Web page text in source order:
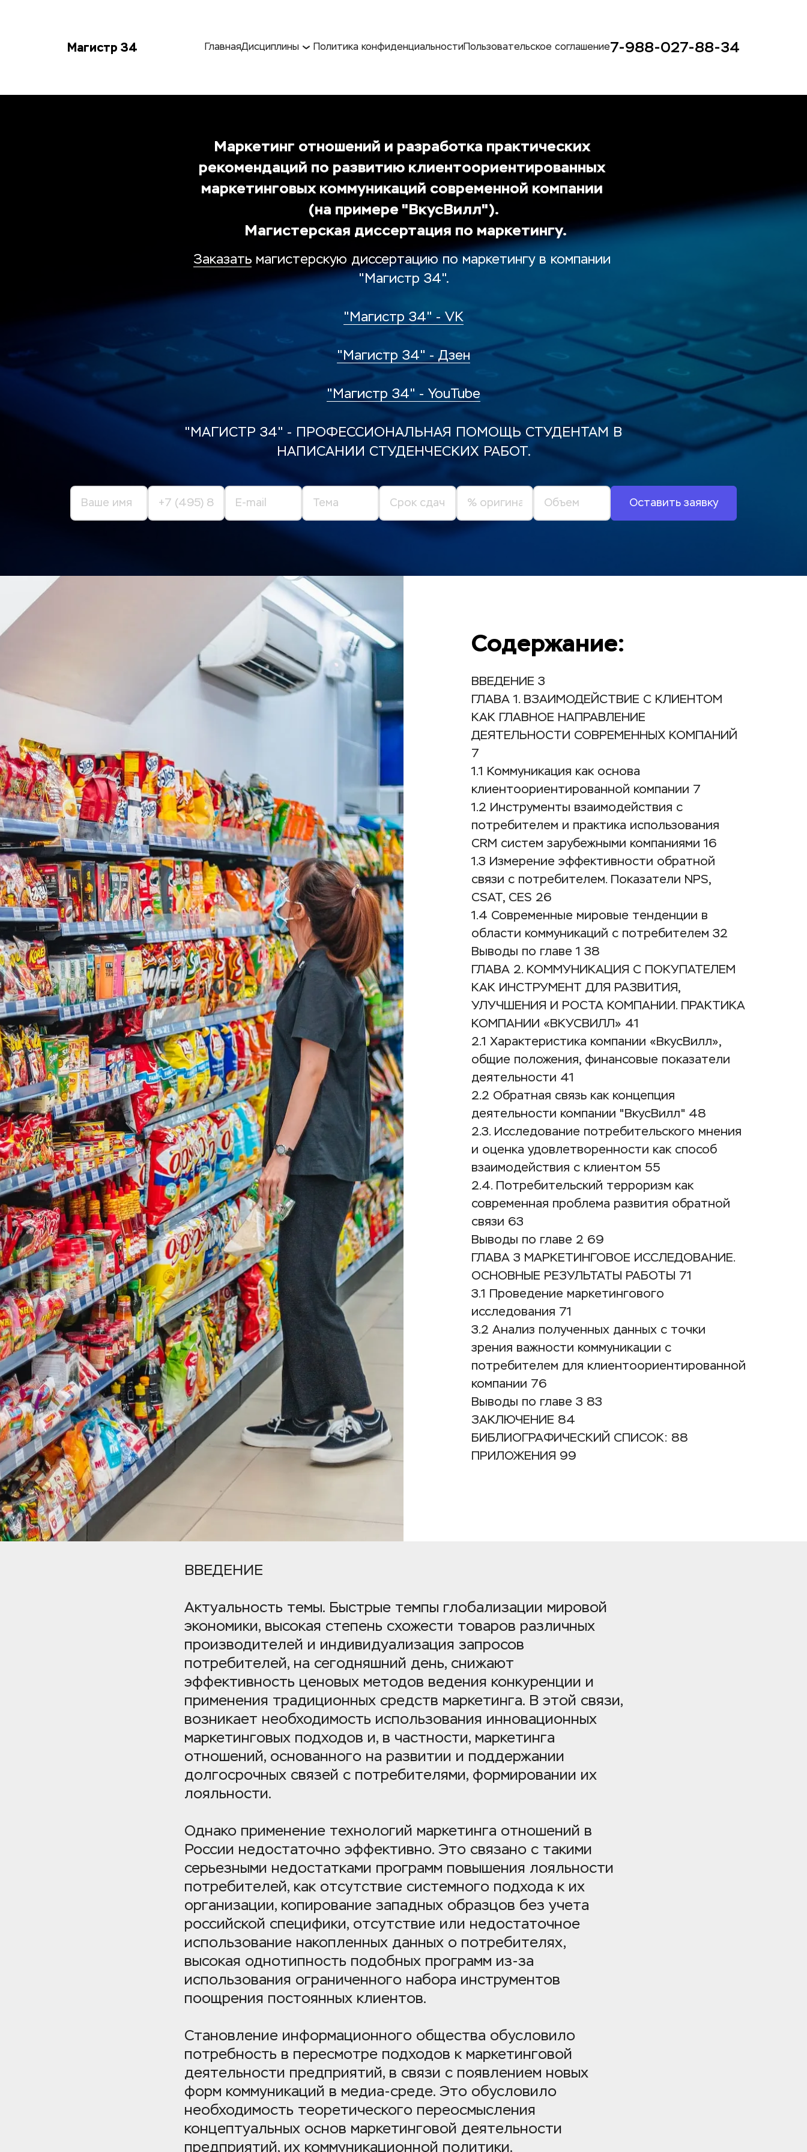
Магистр 34 ГлавнаяДисциплины Политика конфиденциальности Пользовательское соглашение7-988-027-88-34
Маркетинг отношений и разработка практических
рекомендаций по развитию клиентоориентированных
маркетинговых коммуникаций современной компании
(на примере "ВкусВилл").
Магистерская диссертация по маркетингу.
Заказать магистерскую диссертацию по маркетингу в компании
"Магистр 34".
"Магистр 34" - VK
"Магистр 34" - Дзен
"Магистр 34" - YouTube
"МАГИСТР 34" - ПРОФЕССИОНАЛЬНАЯ ПОМОЩЬ СТУДЕНТАМ В
НАПИСАНИИ СТУДЕНЧЕСКИХ РАБОТ.
Оставить заявку
Содержание:
ВВЕДЕНИЕ 3
ГЛАВА 1. ВЗАИМОДЕЙСТВИЕ С КЛИЕНТОМ
КАК ГЛАВНОЕ НАПРАВЛЕНИЕ
ДЕЯТЕЛЬНОСТИ СОВРЕМЕННЫХ КОМПАНИЙ
7
1.1 Коммуникация как основа
клиентоориентированной компании 7
1.2 Инструменты взаимодействия с
потребителем и практика использования
CRM систем зарубежными компаниями 16
1.3 Измерение эффективности обратной
связи с потребителем. Показатели NPS,
CSAT, CES 26
1.4 Современные мировые тенденции в
области коммуникаций с потребителем 32
Выводы по главе 1 38
ГЛАВА 2. КОММУНИКАЦИЯ С ПОКУПАТЕЛЕМ
КАК ИНСТРУМЕНТ ДЛЯ РАЗВИТИЯ,
УЛУЧШЕНИЯ И РОСТА КОМПАНИИ. ПРАКТИКА
КОМПАНИИ «ВКУСВИЛЛ» 41
2.1 Характеристика компании «ВкусВилл»,
общие положения, финансовые показатели
деятельности 41
2.2 Обратная связь как концепция
деятельности компании "ВкусВилл" 48
2.3. Исследование потребительского мнения
и оценка удовлетворенности как способ
взаимодействия с клиентом 55
2.4. Потребительский терроризм как
современная проблема развития обратной
связи 63
Выводы по главе 2 69
ГЛАВА 3 МАРКЕТИНГОВОЕ ИССЛЕДОВАНИЕ.
ОСНОВНЫЕ РЕЗУЛЬТАТЫ РАБОТЫ 71
3.1 Проведение маркетингового
исследования 71
3.2 Анализ полученных данных с точки
зрения важности коммуникации с
потребителем для клиентоориентированной
компании 76
Выводы по главе 3 83
ЗАКЛЮЧЕНИЕ 84
БИБЛИОГРАФИЧЕСКИЙ СПИСОК: 88
ПРИЛОЖЕНИЯ 99
ВВЕДЕНИЕ
Актуальность темы. Быстрые темпы глобализации мировой
экономики, высокая степень схожести товаров различных
производителей и индивидуализация запросов
потребителей, на сегодняшний день, снижают
эффективность ценовых методов ведения конкуренции и
применения традиционных средств маркетинга. В этой связи,
возникает необходимость использования инновационных
маркетинговых подходов и, в частности, маркетинга
отношений, основанного на развитии и поддержании
долгосрочных связей с потребителями, формировании их
лояльности.
Однако применение технологий маркетинга отношений в
России недостаточно эффективно. Это связано с такими
серьезными недостатками программ повышения лояльности
потребителей, как отсутствие системного подхода к их
организации, копирование западных образцов без учета
российской специфики, отсутствие или недостаточное
использование накопленных данных о потребителях,
высокая однотипность подобных программ из-за
использования ограниченного набора инструментов
поощрения постоянных клиентов.
Становление информационного общества обусловило
потребность в пересмотре подходов к маркетинговой
деятельности предприятий, в связи с появлением новых
форм коммуникаций в медиа-среде. Это обусловило
необходимость теоретического переосмысления
концептуальных основ маркетинговой деятельности
предприятий, их коммуникационной политики.